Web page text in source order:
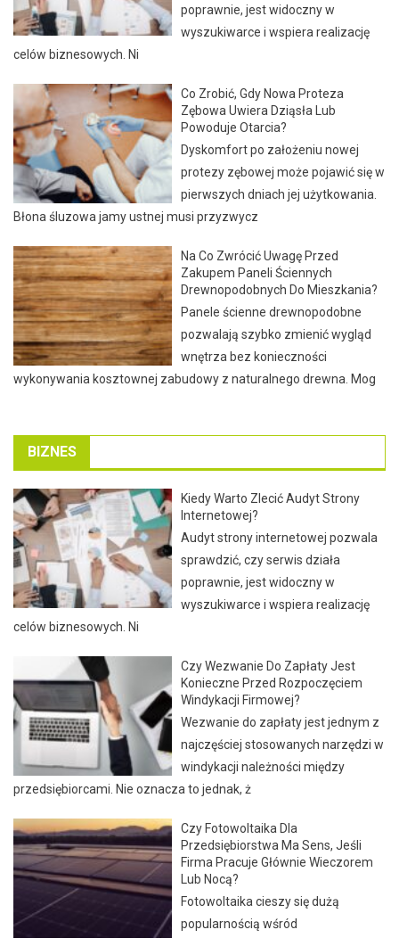
poprawnie, jest widoczny w
wyszukiwarce i wspiera realizację
celów biznesowych. Ni
Co Zrobić, Gdy Nowa Proteza
Zębowa Uwiera Dziąsła Lub
Powoduje Otarcia?
Dyskomfort po założeniu nowej
protezy zębowej może pojawić się w
pierwszych dniach jej użytkowania.
Błona śluzowa jamy ustnej musi przyzwycz
Na Co Zwrócić Uwagę Przed
Zakupem Paneli Ściennych
Drewnopodobnych Do Mieszkania?
Panele ścienne drewnopodobne
pozwalają szybko zmienić wygląd
wnętrza bez konieczności
wykonywania kosztownej zabudowy z naturalnego drewna. Mog
BIZNES
Kiedy Warto Zlecić Audyt Strony
Internetowej?
Audyt strony internetowej pozwala
sprawdzić, czy serwis działa
poprawnie, jest widoczny w
wyszukiwarce i wspiera realizację
celów biznesowych. Ni
Czy Wezwanie Do Zapłaty Jest
Konieczne Przed Rozpoczęciem
Windykacji Firmowej?
Wezwanie do zapłaty jest jednym z
najczęściej stosowanych narzędzi w
windykacji należności między
przedsiębiorcami. Nie oznacza to jednak, ż
Czy Fotowoltaika Dla
Przedsiębiorstwa Ma Sens, Jeśli
Firma Pracuje Głównie Wieczorem
Lub Nocą?
Fotowoltaika cieszy się dużą
popularnością wśród